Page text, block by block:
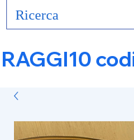
RAGGI10